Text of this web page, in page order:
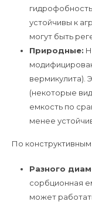
устойчивы к
могут быть
Природные:
вермикулита).
(некоторые
емкость по
менее
По
Разного
сорбционная
может